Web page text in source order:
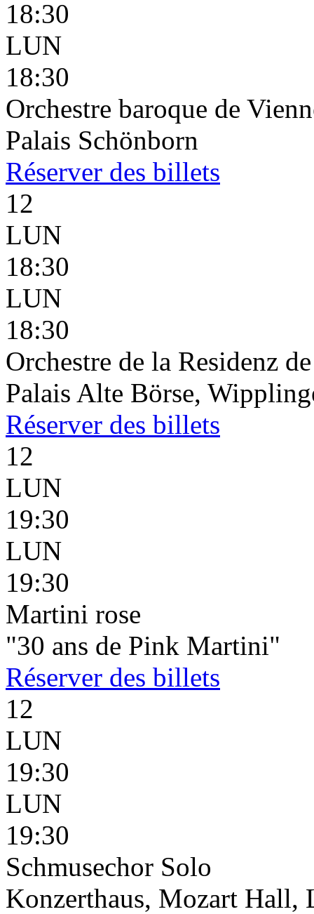
18:30
LUN
18:30
Orchestre baroque de
Palais Schönborn
Réserver des billets
12
LUN
18:30
LUN
18:30
Orchestre de la Residenz
Palais Alte Börse,
Réserver des billets
12
LUN
19:30
LUN
19:30
Martini rose
"30 ans de Pink Martini"
Réserver des billets
12
LUN
19:30
LUN
19:30
Schmusechor Solo
Konzerthaus, Mozart Hall,